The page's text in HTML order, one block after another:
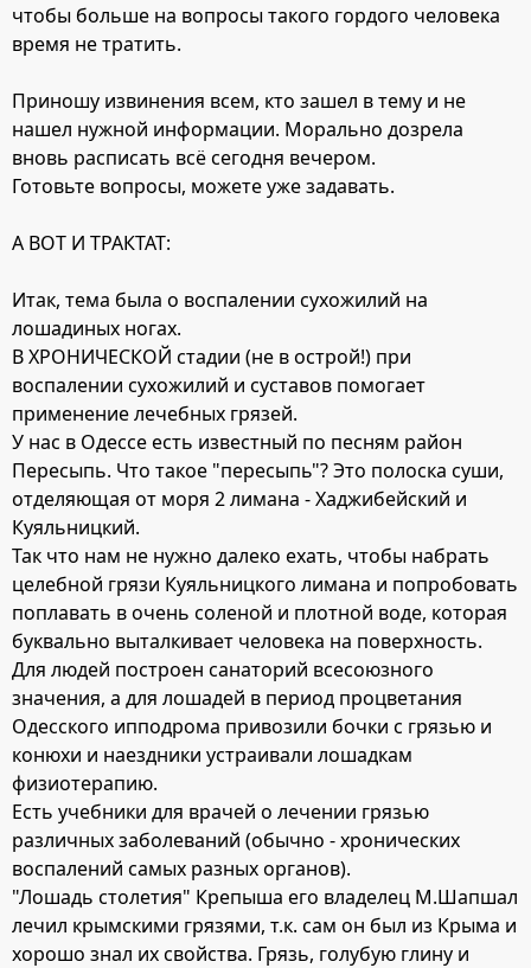
чтобы больше на вопросы такого гордого человека
время не тратить.
Приношу извинения всем, кто зашел в тему и не
нашел нужной информации. Морально дозрела
вновь расписать всё сегодня вечером.
Готовьте вопросы, можете уже задавать.
А ВОТ И ТРАКТАТ:
Итак, тема была о воспалении сухожилий на
лошадиных ногах.
В ХРОНИЧЕСКОЙ стадии (не в острой!) при
воспалении сухожилий и суставов помогает
применение лечебных грязей.
У нас в Одессе есть известный по песням район
Пересыпь. Что такое "пересыпь"? Это полоска суши,
отделяющая от моря 2 лимана - Хаджибейский и
Куяльницкий.
Так что нам не нужно далеко ехать, чтобы набрать
целебной грязи Куяльницкого лимана и попробовать
поплавать в очень соленой и плотной воде, которая
буквально выталкивает человека на поверхность.
Для людей построен санаторий всесоюзного
значения, а для лошадей в период процветания
Одесского ипподрома привозили бочки с грязью и
конюхи и наездники устраивали лошадкам
физиотерапию.
Есть учебники для врачей о лечении грязью
различных заболеваний (обычно - хронических
воспалений самых разных органов).
"Лошадь столетия" Крепыша его владелец М.Шапшал
лечил крымскими грязями, т.к. сам он был из Крыма и
хорошо знал их свойства. Грязь, голубую глину и